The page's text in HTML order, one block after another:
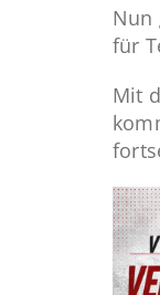
Nun
für
Mit